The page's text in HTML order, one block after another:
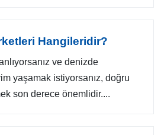
Hangileridir?
ve denizde
yaşamak istiyorsanız, doğru
son derece önemlidir....